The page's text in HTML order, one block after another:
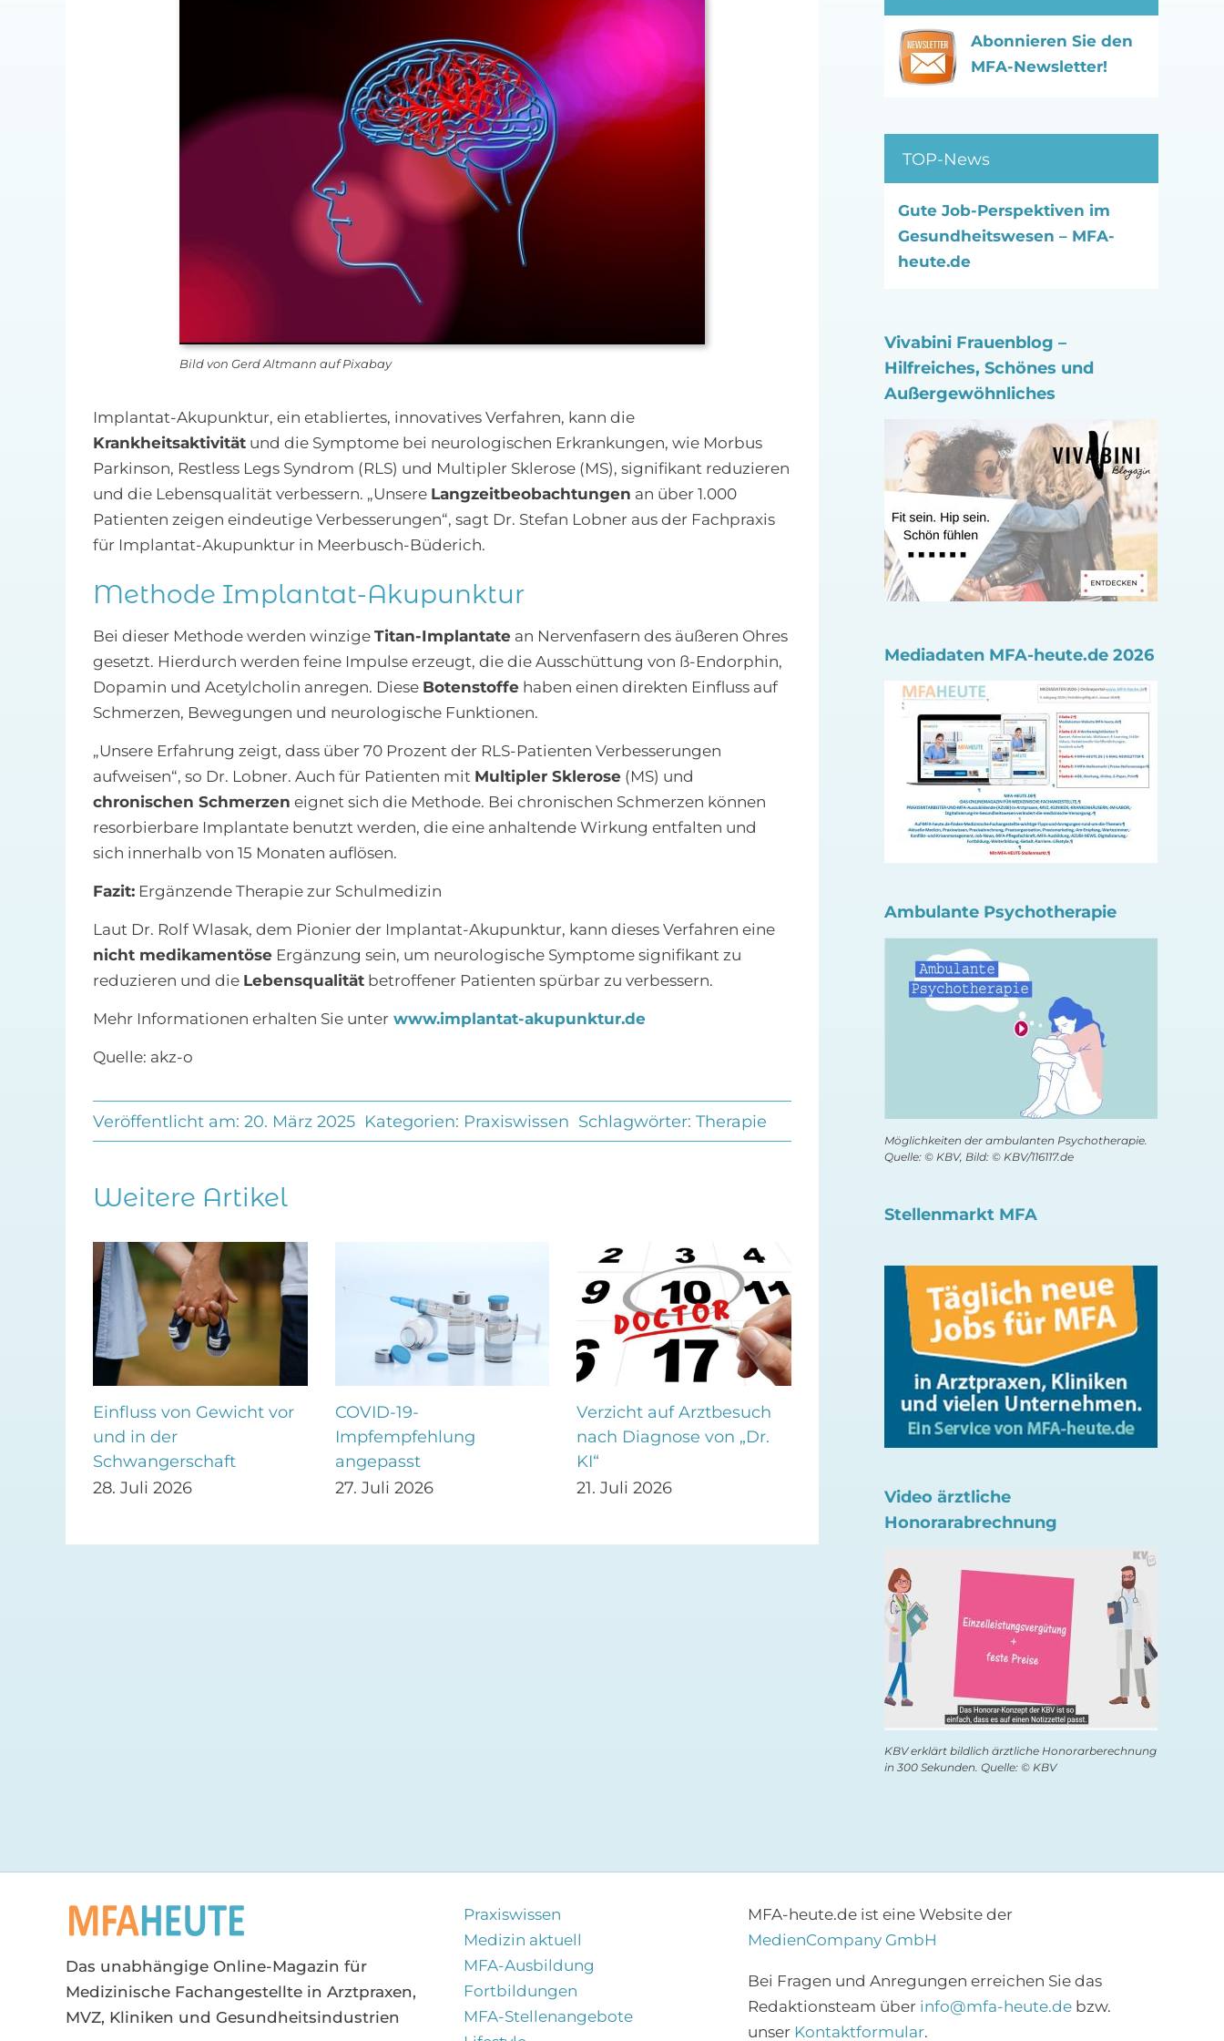
Bild von Gerd Altmann auf Pixabay
Implantat-Akupunktur, ein etabliertes, innovatives Verfahren, kann die
Krankheitsaktivitätund die Symptome bei neurologischen Erkrankungen, wie Morbus
Parkinson, Restless Legs Syndrom (RLS) und Multipler Sklerose (MS), signifikant reduzieren
und die Lebensqualität verbessern. „Unsere Langzeitbeobachtungen an über 1.000
Patienten zeigen eindeutige Verbesserungen“, sagt Dr. Stefan Lobner aus der Fachpraxis
für Implantat-Akupunktur in Meerbusch-Büderich.
Methode Implantat-Akupunktur
Bei dieser Methode werden winzige Titan-Implantatean Nervenfasern des äußeren Ohres
gesetzt. Hierdurch werden feine Impulse erzeugt, die die Ausschüttung von ß-Endorphin,
Dopamin und Acetylcholin anregen. Diese Botenstoffehaben einen direkten Einfluss auf
Schmerzen, Bewegungen und neurologische Funktionen.
„Unsere Erfahrung zeigt, dass über 70 Prozent der RLS-Patienten Verbesserungen
aufweisen“, so Dr. Lobner. Auch für Patienten mit Multipler Sklerose(MS) und
chronischen Schmerzen eignet sich die Methode. Bei chronischen Schmerzen können
resorbierbare Implantate benutzt werden, die eine anhaltende Wirkung entfalten und
sich innerhalb von 15 Monaten auflösen.
Fazit:Ergänzende Therapie zur Schulmedizin
Laut Dr. Rolf Wlasak, dem Pionier der Implantat-Akupunktur, kann dieses Verfahren eine
nicht medikamentöseErgänzung sein, um neurologische Symptome signifikant zu
reduzieren und die Lebensqualitätbetroffener Patienten spürbar zu verbessern.
Mehr Informationen erhalten Sie unterwww.implantat-akupunktur.de
Quelle: akz-o
Veröffentlicht am: 20. März 2025 Kategorien: Praxiswissen Schlagwörter: Therapie
Weitere Artikel
Einfluss von Gewicht vor
und in der
Schwangerschaft
28. Juli 2026
COVID-19-
Impfempfehlung
angepasst
27. Juli 2026
Verzicht auf Arztbesuch
nach Diagnose von „Dr.
KI“
21. Juli 2026
Unbekannt? Hepatitis B-
Infektionen
Aktuelles
Verordnung in
Abonnieren Sie den
MFA-Newsletter!
TOP-News
Gute Job-Perspektiven im
Gesundheitswesen – MFA-
heute.de
Vivabini Frauenblog –
Hilfreiches, Schönes und
Außergewöhnliches
Mediadaten MFA-heute.de 2026
Ambulante Psychotherapie
Möglichkeiten der ambulanten Psychotherapie.
Quelle: © KBV, Bild: © KBV/116117.de
Stellenmarkt MFA
Video ärztliche
Honorarabrechnung
KBV erklärt bildlich ärztliche Honorarberechnung
in 300 Sekunden. Quelle: © KBV
Das unabhängige Online-Magazin für
Medizinische Fachangestellte in Arztpraxen,
MVZ, Kliniken und Gesundheitsindustrien
Praxiswissen
Medizin aktuell
MFA-Ausbildung
Fortbildungen
MFA-Stellenangebote
MFA-heute.de ist eine Website der
MedienCompany GmbH
Bei Fragen und Anregungen erreichen Sie das
Redaktionsteam über info@mfa-heute.debzw.
unser Kontaktformular.
Abonnieren Sie den